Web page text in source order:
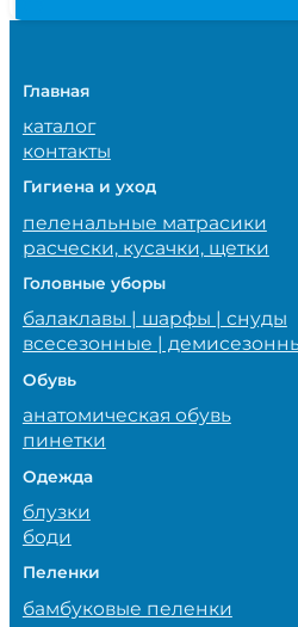
Главная
каталог
контакты
Гигиена и уход
пеленальные матрасики
расчески, кусачки, щетки
Головные уборы
балаклавы | шарфы | снуды
всесезонные |
Обувь
анатомическая обувь
пинетки
Одежда
блузки
боди
Пеленки
бамбуковые пеленки